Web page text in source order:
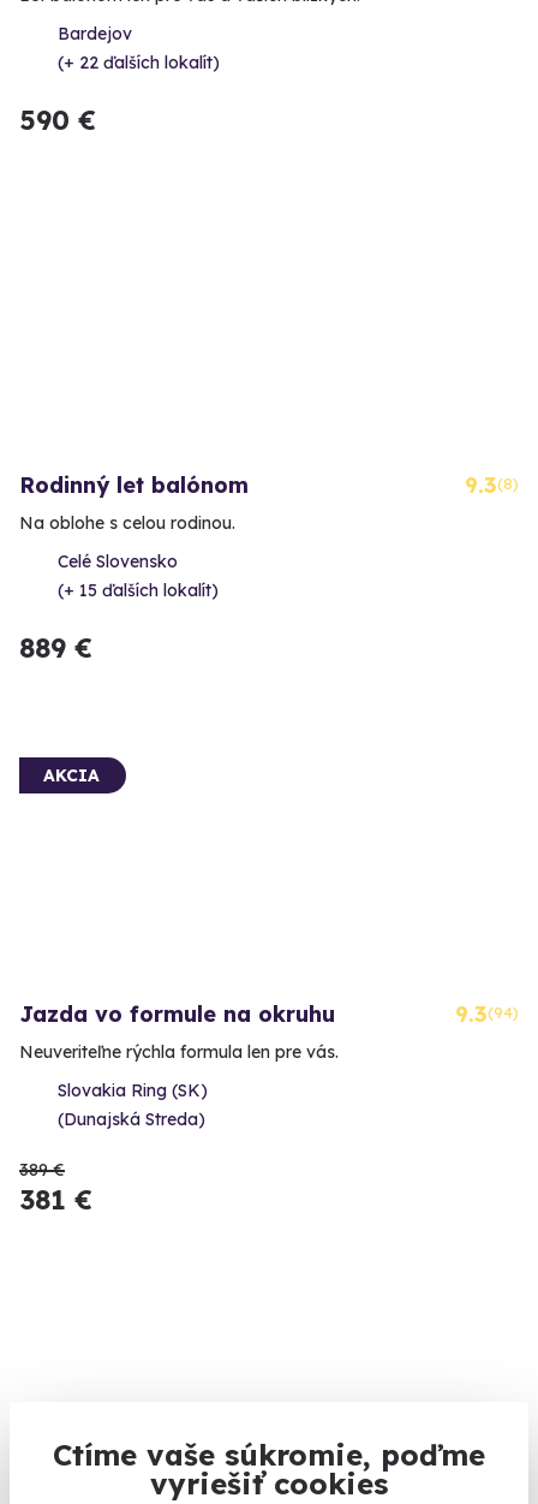
Ctíme vaše súkromie, poďme
vyriešiť cookies
Bardejov
(+ 22 ďalších lokalít)
590 €
Rodinný let balónom 9.3(8)
Na oblohe s celou rodinou.
Celé Slovensko
(+ 15 ďalších lokalít)
889 €
AKCIA
Jazda vo formule na okruhu 9.3(94)
Neuveriteľne rýchla formula len pre vás.
Slovakia Ring (SK)
(Dunajská Streda)
389 €
381 €